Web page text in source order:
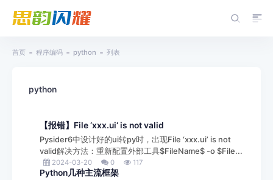
首页 程序编码 python 列表
python
【报错】File ‘xxx.ui‘ is not valid
Pysider6中设计好的ui转py时，出现File ‘xxx.ui’ is not
valid解决方法：重新配置外部工具$FileName$ -o $File...
2024-03-20 0 117
Python几种主流框架